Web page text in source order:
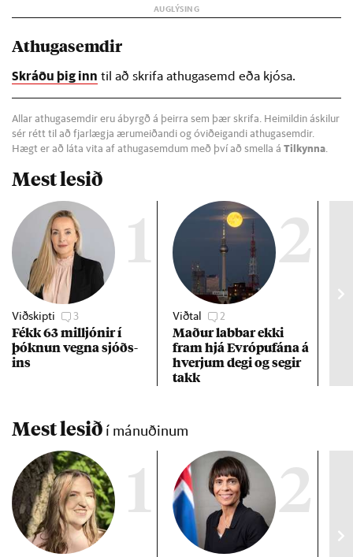
Athugasemdir
Skráðu þig inn til að skrifa athugasemd eða kjósa.
Allar athugasemdir eru ábyrgð á þeirra sem þær skrifa. Heimildin áskilur
sér rétt til að fjarlægja ærumeiðandi og óviðeigandi athugasemdir.
Hægt er að láta vita af athugasemdum með því að smella á Tilkynna
Mest lesið
1
Viðskipti 3
Fékk 63 millj­ón­ir í
þókn­un vegna sjóðs­
ins
2
Viðtal 2
Mað­ur labb­ar ekki
fram hjá Evr­ópuf­ána á
hverj­um degi og seg­ir
takk
Mest lesið í mánuðinum
1 2